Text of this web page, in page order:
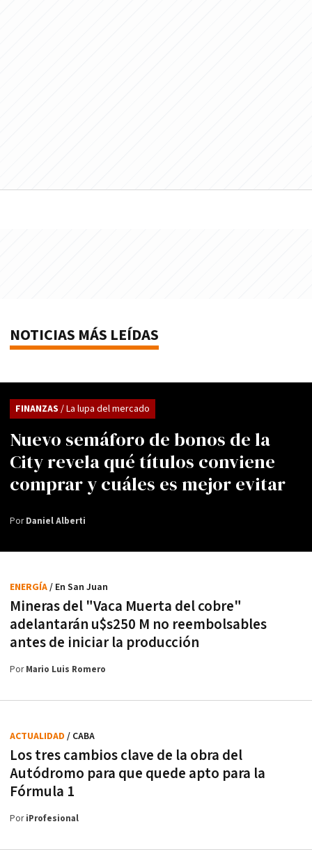
NOTICIAS MÁS LEÍDAS
Nuevo semáforo de bonos de la
City revela qué títulos conviene
comprar y cuáles es mejor evitar
FINANZAS / La lupa del mercado
PorDaniel Alberti
Mineras del "Vaca Muerta del cobre"
adelantarán u$s250 M no reembolsables
antes de iniciar la producción
ENERGÍA/ En San Juan
PorMario Luis Romero
Los tres cambios clave de la obra del
Autódromo para que quede apto para la
Fórmula 1
ACTUALIDAD / CABA
PoriProfesional